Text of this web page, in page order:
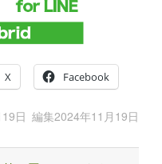
X Facebook
日 編集2024年11月19日